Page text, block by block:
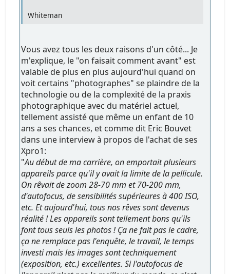
Whiteman
Vous avez tous les deux raisons d'un côté... Je
m'explique, le "on faisait comment avant" est
valable de plus en plus aujourd'hui quand on
voit certains "photographes" se plaindre de la
technologie ou de la complexité de la praxis
photographique avec du matériel actuel,
tellement assisté que même un enfant de 10
ans a ses chances, et comme dit Eric Bouvet
dans une interview à propos de l'achat de ses
Xpro1:
"Au début de ma carrière, on emportait plusieurs
appareils parce qu'il y avait la limite de la pellicule.
On rêvait de zoom 28-70 mm et 70-200 mm,
d'autofocus, de sensibilités supérieures à 400 ISO,
etc. Et aujourd'hui, tous nos rêves sont devenus
réalité ! Les appareils sont tellement bons qu'ils
font tous seuls les photos ! Ça ne fait pas le cadre,
ça ne remplace pas l'enquête, le travail, le temps
investi mais les images sont techniquement
(exposition, etc.) excellentes. Si l'autofocus de